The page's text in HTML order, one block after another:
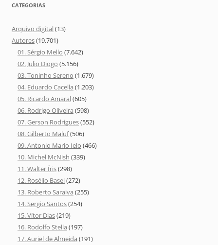
CATEGORIAS
Arquivo digital(13)
Autores(19.701)
01. Sérgio Mello (7.642)
02. Julio Diogo (5.156)
03. Toninho Sereno (1.679)
04. Eduardo Cacella (1.203)
05. Ricardo Amaral(605)
06. Rodrigo Oliveira (598)
07. Gerson Rodrigues(552)
08. Gilberto Maluf(506)
09. Antonio Mario Ielo (466)
10. Michel McNish (339)
11. Walter Íris(298)
12. Rosélio Basei(272)
13. Roberto Saraiva (255)
14. Sergio Santos(254)
15. Vítor Dias(219)
16. Rodolfo Stella (197)
17. Auriel de Almeida (191)